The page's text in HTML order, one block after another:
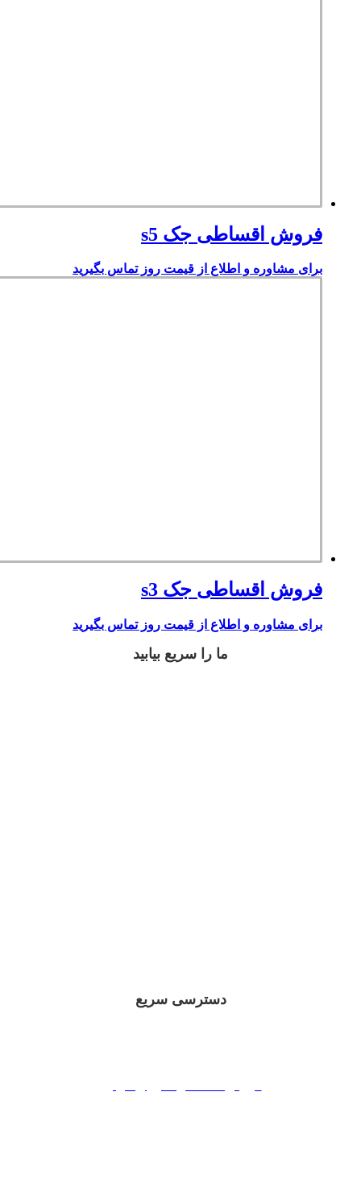
فروش اقساطی جک s5
برای مشاوره و اطلاع از قیمت روز تماس بگیرید
فروش اقساطی جک s3
برای مشاوره و اطلاع از قیمت روز تماس بگیرید
ما را سریع بیابید
دسترسی سریع